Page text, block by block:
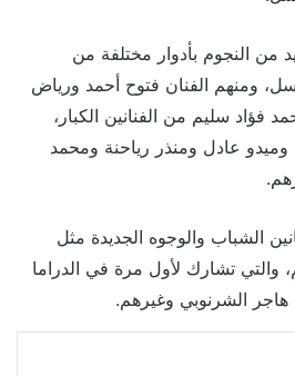
من النجوم بأدوار مختلفة من
ومنهم الفنان فتوح أحمد ورياض
سليم من الفنانين الكبار،
عادل ومنذر رياحنة ومحمد
الشباب والوجوه الجديدة مثل
والتي تشارك لأول مرة في الدراما
هاجر الشرنوبي وغيرهم.